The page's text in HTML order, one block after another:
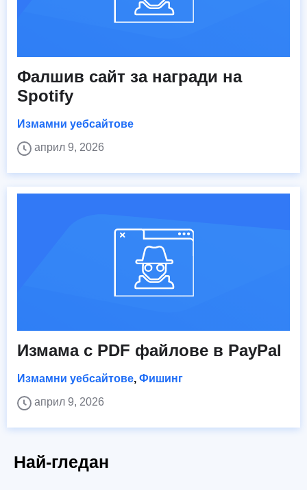
Фалшив сайт за награди на
Spotify
Измамни уебсайтове
април 9, 2026
Измама с PDF файлове в PayPal
Измамни уебсайтове, Фишинг
април 9, 2026
Най-гледан